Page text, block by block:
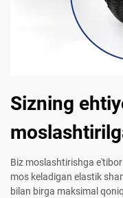
Sizning
Biz moslashtirishga
mos keladigan elastik
bilan birga maksimal